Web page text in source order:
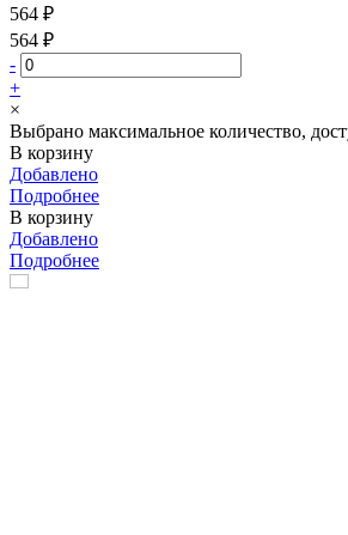
564 ₽
564 ₽
-
+
×
Выбрано максимальное количество,
В корзину
Добавлено
Подробнее
В корзину
Добавлено
Подробнее